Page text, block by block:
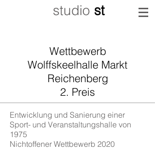
studio st
Wettbewerb
Wolffskeelhalle Markt
Reichenberg
2. Preis
Entwicklung und Sanierung einer
Sport- und Veranstaltungshalle von
1975
Nichtoffener Wettbewerb 2020